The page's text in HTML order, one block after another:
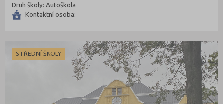
Ostrava-město (221)
Pardubice (127)
Písek (57)
Druh školy: Autoškola
Kontaktní osoba:
STŘEDNÍ ŠKOLY